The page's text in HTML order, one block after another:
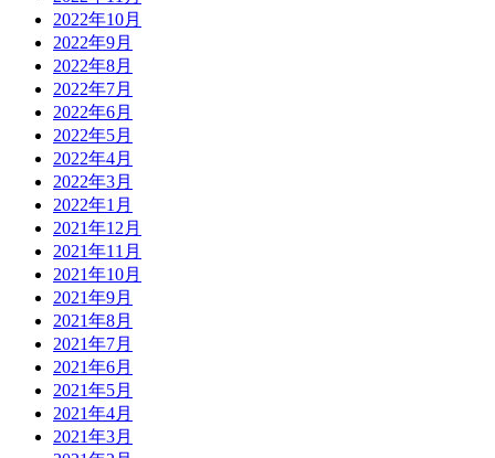
2022年10月
2022年9月
2022年8月
2022年7月
2022年6月
2022年5月
2022年4月
2022年3月
2022年1月
2021年12月
2021年11月
2021年10月
2021年9月
2021年8月
2021年7月
2021年6月
2021年5月
2021年4月
2021年3月